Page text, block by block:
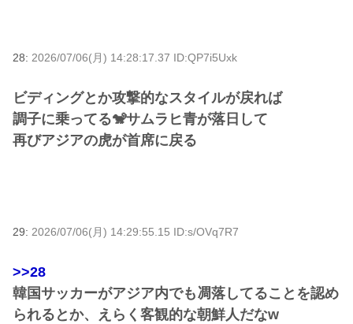
28: 2026/07/06(月) 14:28:17.37 ID:QP7i5Uxk
ビディングとか攻撃的なスタイルが戻れば
調子に乗ってる🐒サムラヒ青が落日して
再びアジアの虎が首席に戻る
29: 2026/07/06(月) 14:29:55.15 ID:s/OVq7R7
>>28
韓国サッカーがアジア内でも凋落してることを認め
られるとか、えらく客観的な朝鮮人だなw